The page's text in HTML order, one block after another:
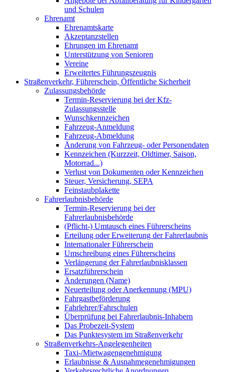
und Schulen
Ehrenamt
Ehrenamtskarte
Akzeptanzstellen
Ehrungen im Ehrenamt
Unterstützung von Senioren
Vereine
Erweitertes Führungszeugnis
Straßenverkehr, Führerschein, Öffentliche Sicherheit
Zulassungsbehörde
Termin-Reservierung bei der Kfz-
Zulassungsstelle
Wunschkennzeichen
Fahrzeug-Anmeldung
Fahrzeug-Abmeldung
Änderung von Fahrzeug- oder Personendaten
Kennzeichen (Kurzzeit, Oldtimer, Saison,
Motorrad...)
Verlust von Dokumenten oder Kennzeichen
Steuer, Versicherung, SEPA
Feinstaubplakette
Fahrerlaubnisbehörde
Termin-Reservierung bei der
Fahrerlaubnisbehörde
(Pflicht-) Umtausch eines Führerscheins
Erteilung oder Erweiterung der Fahrerlaubnis
Internationaler Führerschein
Umschreibung eines Führerscheins
Verlängerung der Fahrerlaubnisklassen
Ersatzführerschein
Änderungen (Name)
Neuerteilung oder Anerkennung (MPU)
Fahrgastbeförderung
Fahrlehrer/Fahrschulen
Überprüfung bei Fahrerlaubnis-Inhabern
Das Probezeit-System
Das Punktesystem im Straßenverkehr
Straßenverkehrs-Angelegenheiten
Taxi-/Mietwagengenehmigung
Erlaubnisse & Ausnahmegenehmigungen